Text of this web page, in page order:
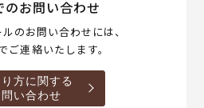
のお問い合わせ
のお問い合わせには、
ご連絡いたします。
方に関する
問い合わせ